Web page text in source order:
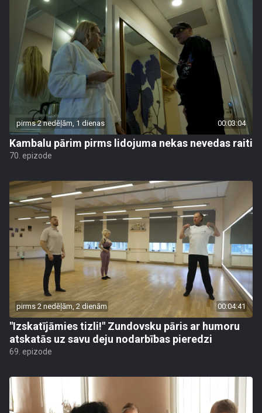
pirms 2 nedēļām, 1 dienas 00:03:04
Kambalu pārim pirms lidojuma nekas nevedas raiti
70. epizode
pirms 2 nedēļām, 2 dienām 00:04:41
"Izskatījāmies tizli!" Zundovsku pāris ar humoru
atskatās uz savu deju nodarbības pieredzi
69. epizode